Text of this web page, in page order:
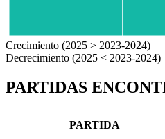
Crecimiento (2025 > 2023-2024)
Decrecimiento (2025 < 2023-2024)
PARTIDAS
PARTIDA